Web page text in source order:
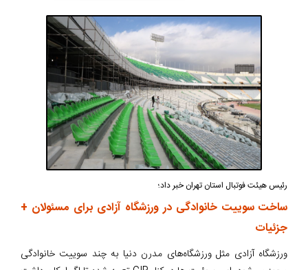
رئیس هیئت فوتبال استان تهران خبر داد؛
ساخت سوییت خانوادگی در ورزشگاه آزادی برای مسئولان +
جزئیات
ورزشگاه آزادی مثل ورزشگاه‌های مدرن دنیا به چند سوییت خانوادگی